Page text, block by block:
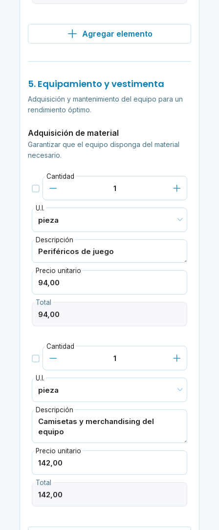
Agregar elemento
5. Equipamiento y vestimenta
Adquisición y mantenimiento del equipo para un
rendimiento óptimo.
Adquisición de material
Garantizar que el equipo disponga del material
necesario.
Cantidad
U.I.
Descripción
Precio unitario
Total
Cantidad
U.I.
Descripción
Precio unitario
Total